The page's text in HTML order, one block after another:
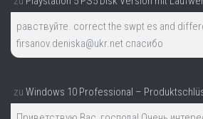
равствуйте. correct the swpt es and
firsanov.deniska@ukr.net спасибо
zu Windows 10 Professional –